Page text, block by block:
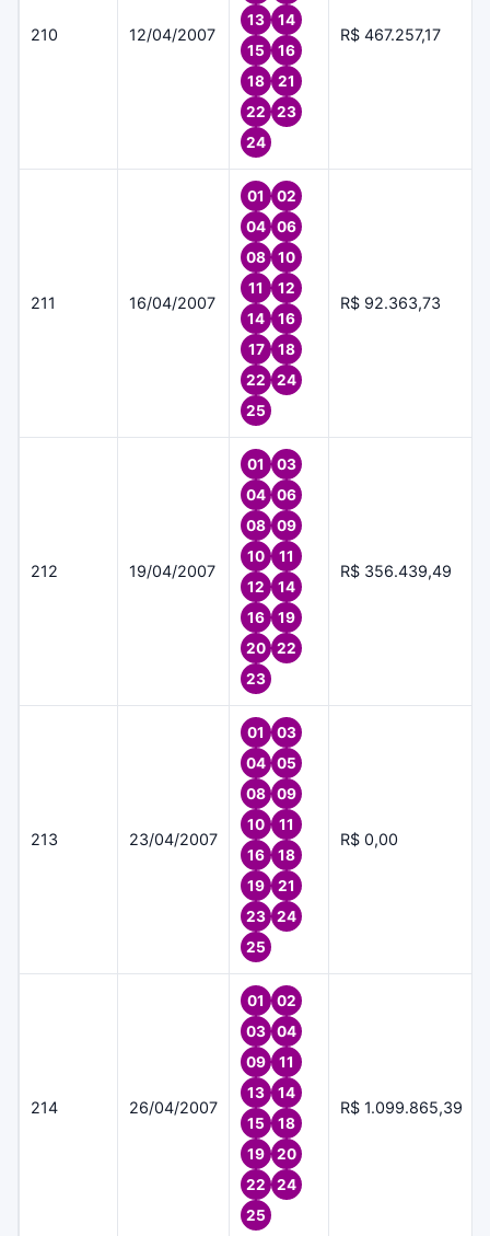
210 12/04/2007
13
14
15
16
18
21
22
23
24
R$ 467.257,17
211 16/04/2007
01
02
04
06
08
10
11
12
14
16
17
18
22
24
25
R$ 92.363,73
212 19/04/2007
01
03
04
06
08
09
10
11
12
14
16
19
20
22
23
R$ 356.439,49
213 23/04/2007
01
03
04
05
08
09
10
11
16
18
19
21
23
24
25
R$ 0,00
214 26/04/2007
01
02
03
04
09
11
13
14
15
18
19
20
22
24
25
R$ 1.099.865,39